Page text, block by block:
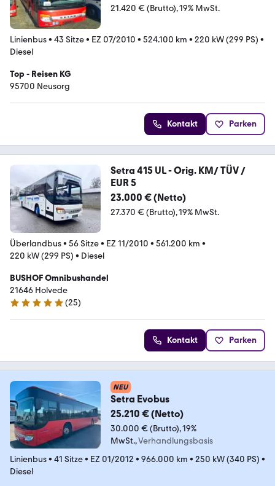
21.420 € (Brutto) 19% MwSt.
Linienbus• 43 Sitze• EZ 07/2010 • 524.100 km • 220 kW (299 PS) •
Diesel
Top - Reisen KG
95700 Neusorg
Kontakt Parken
Setra 415 UL - Orig. KM/ TÜV /
EUR 5
23.000 € (Netto)
27.370 € (Brutto) 19% MwSt.
Überlandbus• 56 Sitze• EZ 11/2010 • 561.200 km •
220 kW (299 PS) • Diesel
BUSHOF Omnibushandel
21646 Holvede
5 Sterne
(25)
Kontakt Parken
NEU
Setra Evobus
25.210 € (Netto)
30.000 € (Brutto) 19%
MwSt. Verhandlungsbasis
Linienbus• 41 Sitze• EZ 01/2012 • 966.000 km • 250 kW (340 PS) •
Diesel